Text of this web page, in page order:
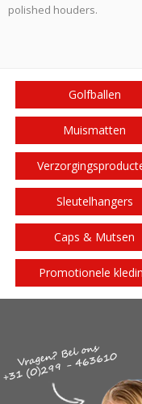
polished houders.
Golfballen
Muismatten
Sleutelhangers
Caps & Mutsen
Promotionele